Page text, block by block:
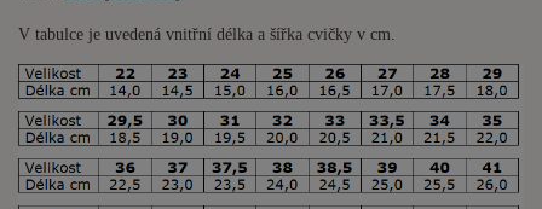
V tabulce je uvedená vnitřní délka a šířka cvičky v cm.